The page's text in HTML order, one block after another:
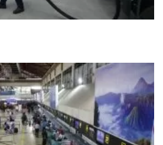
Juanda meningkat